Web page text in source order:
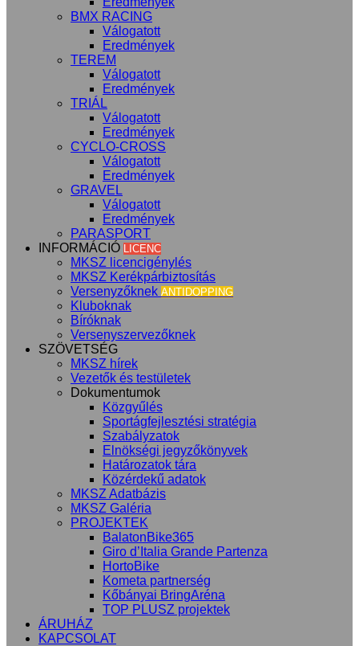
BMX RACING
Válogatott
Eredmények
TEREM
Válogatott
Eredmények
TRIÁL
Válogatott
Eredmények
CYCLO-CROSS
Válogatott
Eredmények
GRAVEL
Válogatott
Eredmények
PARASPORT
INFORMÁCIÓ LICENC
MKSZ licencigénylés
MKSZ Kerékpárbiztosítás
Versenyzőknek ANTIDOPPING
Kluboknak
Bíróknak
Versenyszervezőknek
SZÖVETSÉG
MKSZ hírek
Vezetők és testületek
Dokumentumok
Közgyűlés
Sportágfejlesztési stratégia
Szabályzatok
Elnökségi jegyzőkönyvek
Határozatok tára
Közérdekű adatok
MKSZ Adatbázis
MKSZ Galéria
PROJEKTEK
BalatonBike365
Giro d’Italia Grande Partenza
HortoBike
Kometa partnerség
Kőbányai BringAréna
TOP PLUSZ projektek
ÁRUHÁZ
KAPCSOLAT